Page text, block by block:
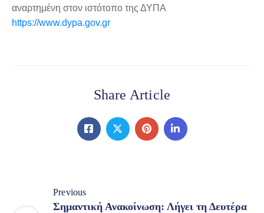
αναρτημένη στον ιστότοπο της ΔΥΠΑ
https://www.dypa.gov.gr
Share Article
Previous
Σημαντική Ανακοίνωση: Λήγει τη Δευτέρα